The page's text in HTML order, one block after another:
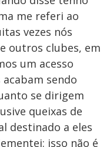
me referi ao
vezes nós
outros clubes, em
um acesso
sendo
se dirigem
queixas de
destinado a eles
isso não é